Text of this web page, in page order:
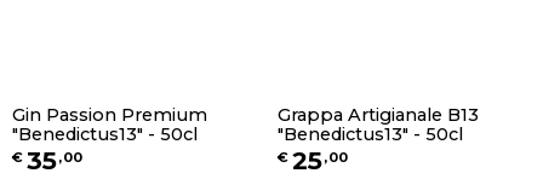
Gin Passion Premium
"Benedictus13" - 50cl
€ 35,00
Grappa Artigianale B13
"Benedictus13" - 50cl
€ 25,00